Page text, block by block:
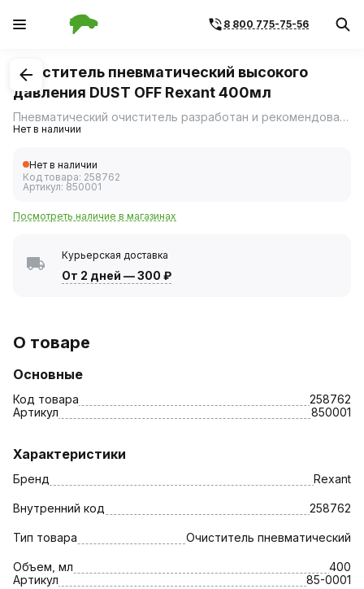
8 800 775-75-56
1/4
Очиститель пневматический высокого
давления DUST OFF Rexant 400мл
Пневматический очиститель разработан и рекомендовано для действенной бесконтактной очистки различной чувствительной техники, или труднодоступных мест.
Нет в наличии
Нет в наличии
Код товара: 258762
Артикул: 850001
Посмотреть наличие в магазинах
Курьерская доставка
От 2 дней —300 ₽
О товаре
Основные
Код товара
258762
Артикул
850001
Характеристики
Бренд Rexant
Внутренний код 258762
Тип товара Очиститель пневматический
Объем, мл
400
Артикул
85-0001